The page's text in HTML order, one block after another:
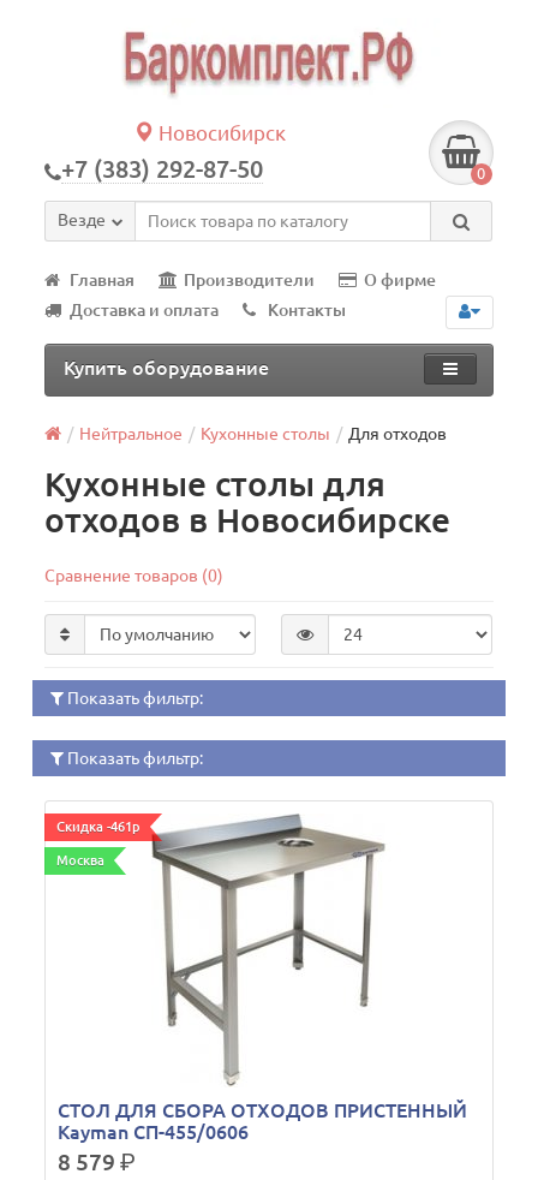
Новосибирск
+7 (383) 292-87-50 0
Везде
Главная Производители
О фирме
Доставка и оплата
Контакты
Купить оборудование
Нейтральное Кухонные столы Для отходов
Кухонные столы для
отходов в Новосибирске
Сравнение товаров (0)
Показать фильтр:
Показать фильтр:
Скидка -461р
Москва
СТОЛ ДЛЯ СБОРА ОТХОДОВ ПРИСТЕННЫЙ
Kayman СП-455/0606
8 579р.